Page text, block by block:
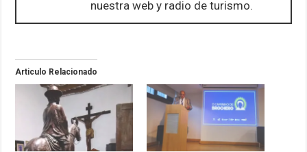
nuestra web y radio de turismo.
Articulo Relacionado